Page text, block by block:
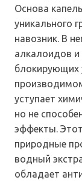
Основа
уникального
навозник. В
алкалоидов и
блокирующих
уступает
но не
эффекты.
природные
водный
обладает